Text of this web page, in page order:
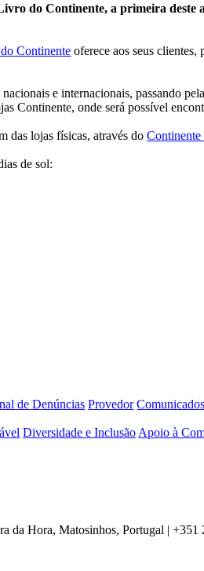
do Continente, a primeira deste
Continente oferece aos seus
e internacionais, passando
Continente, onde será possível
das lojas físicas, através do
de sol:
de Denúncias Provedor Comunicados
Diversidade e Inclusão Apoio à
da Hora, Matosinhos, Portugal | +351